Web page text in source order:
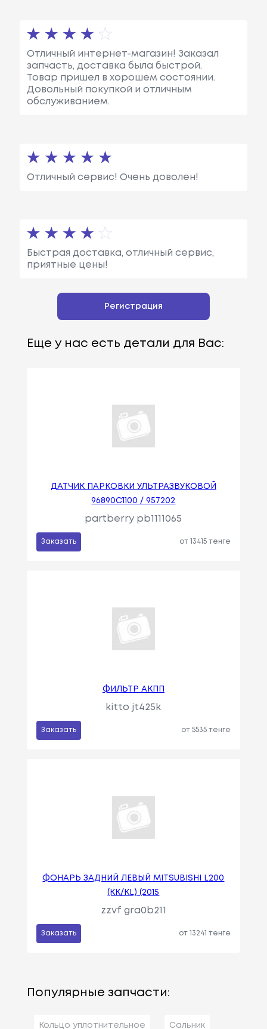
Отличный интернет-магазин! Заказал
запчасть, доставка была быстрой.
Товар пришел в хорошем состоянии.
Довольный покупкой и отличным
обслуживанием.
Отличный сервис! Очень доволен!
Быстрая доставка, отличный сервис,
приятные цены!
Регистрация
Еще у нас есть детали для Вас:
ДАТЧИК ПАРКОВКИ УЛЬТРАЗВУКОВОЙ
96890C1100 / 957202
partberry pb1111065
Заказать от 13415 тенге
ФИЛЬТР АКПП
kitto jt425k
Заказать от 5535 тенге
ФОНАРЬ ЗАДНИЙ ЛЕВЫЙ MITSUBISHI L200
(KK/KL) (2015
zzvf gra0b211
Заказать от 13241 тенге
Популярные запчасти:
Кольцо уплотнительное Сальник